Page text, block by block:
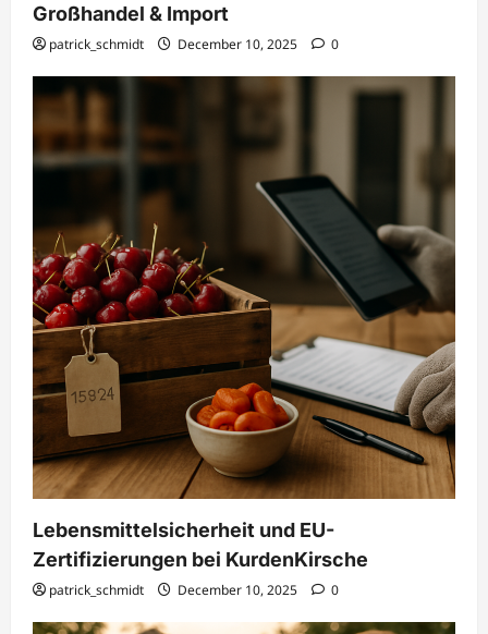
Großhandel & Import
patrick_schmidt December 10, 2025 0
Lebensmittelsicherheit und EU-
Zertifizierungen bei KurdenKirsche
patrick_schmidt December 10, 2025 0